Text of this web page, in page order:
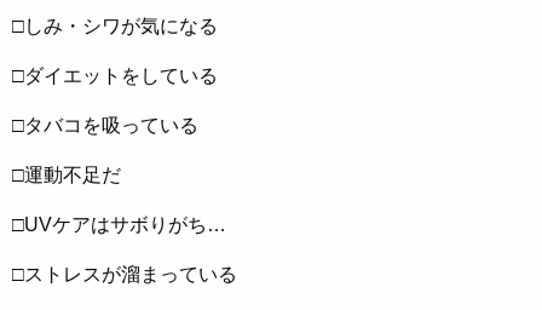
□しみ・シワが気になる
□ダイエットをしている
□タバコを吸っている
□運動不足だ
□UVケアはサボりがち…
□ストレスが溜まっている